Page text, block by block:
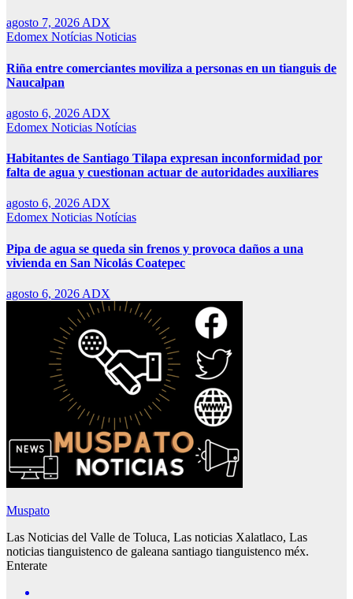
agosto 7, 2026 ADX
Edomex Notícias Noticias
Riña entre comerciantes moviliza a personas en un tianguis de
Naucalpan
agosto 6, 2026 ADX
Edomex Noticias Notícias
Habitantes de Santiago Tilapa expresan inconformidad por
falta de agua y cuestionan actuar de autoridades auxiliares
agosto 6, 2026ADX
Edomex Noticias Notícias
Pipa de agua se queda sin frenos y provoca daños a una
vivienda en San Nicolás Coatepec
agosto 6, 2026 ADX
Muspato
Las Noticias del Valle de Toluca, Las noticias Xalatlaco, Las
noticias tianguistenco de galeana santiago tianguistenco méx.
Enterate